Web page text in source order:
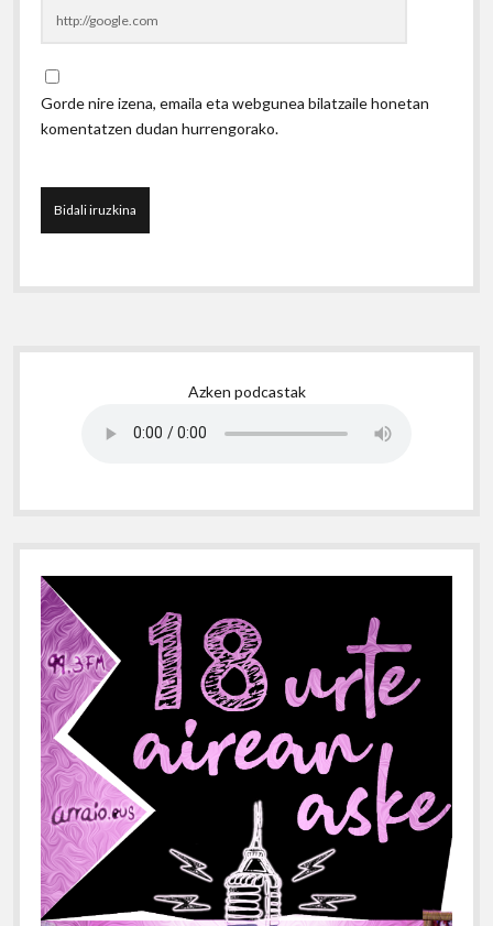
Gorde nire izena, emaila eta webgunea bilatzaile honetan
komentatzen dudan hurrengorako.
Sidebar
Azken podcastak